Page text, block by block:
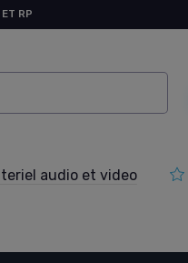
RP
audio et video